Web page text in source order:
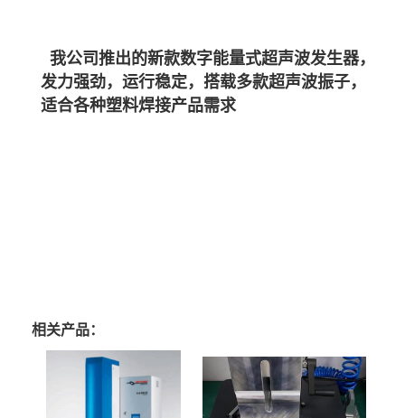
我公司推出的新款数字能量式超声波发生器，
发力强劲，运行稳定，搭载多款超声波振子，
适合各种塑料焊接产品需求
相关产品：